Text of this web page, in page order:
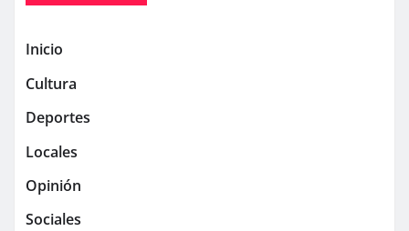
Inicio
Cultura
Deportes
Locales
Opinión
Sociales